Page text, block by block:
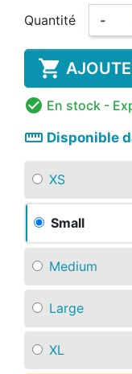
Quantité -

 En stock -
straighten Disponible
XS
Small
Medium
Large
XL